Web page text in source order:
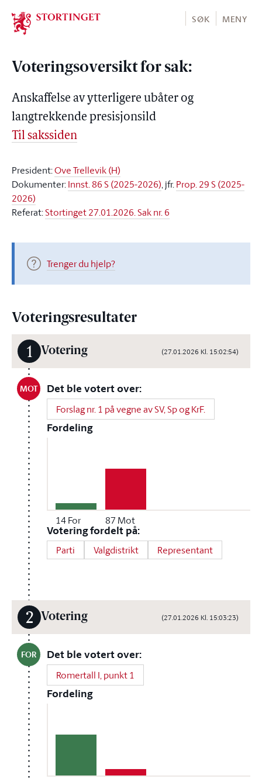
Stortinget.no
SØK MENY
Voteringsoversikt for sak:
Anskaffelse av ytterligere ubåter og
langtrekkende presisjonsild
Til sakssiden
President:Ove Trellevik (H)
Dokumenter:Innst. 86 S (2025-2026), jfr.Prop. 29 S (2025-
2026)
Referat:Stortinget 27.01.2026. Sak nr. 6
Trenger du hjelp?
Voteringsresultater
1 Votering (27.01.2026 Kl. 15:02:54)
MOT Det ble votert over:
Forslag nr. 1 på vegne av SV, Sp og KrF.
Fordeling
14For 87 Mot
Votering fordelt på:
Parti Valgdistrikt Representant
2 Votering (27.01.2026 Kl. 15:03:23)
FOR Det ble votert over:
Romertall I, punkt 1
Fordeling